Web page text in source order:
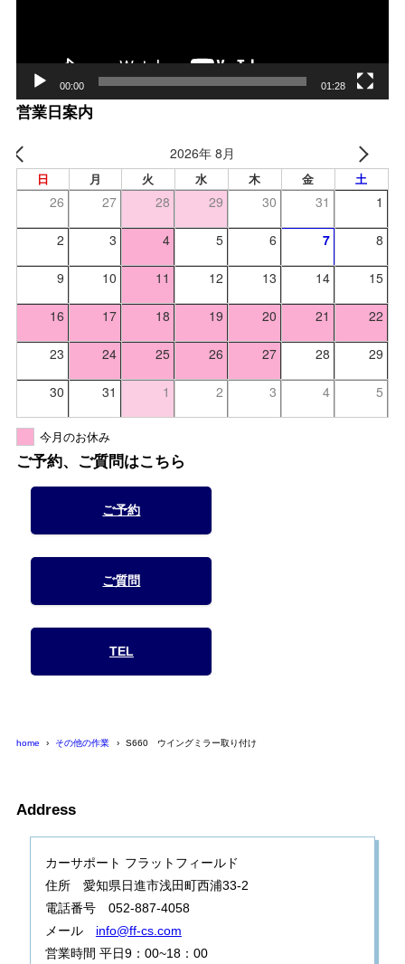
00:00 01:28
営業日案内
2026年 8月
日 月 火 水 木 金 土
26 27 28 29 30 31 1
2 3 4 5 6 7 8
9 10 11 12 13 14 15
16 17 18 19 20 21 22
23 24 25 26 27 28 29
30 31 1 2 3 4 5
今月のお休み
ご予約、ご質問はこちら
ご予約
ご質問
TEL
home その他の作業 S660 ウイングミラー取り付け
Address
カーサポート フラットフィールド
住所 愛知県日進市浅田町西浦33-2
電話番号 052-887-4058
メール info@ff-cs.com
営業時間 平日9：00~18：00